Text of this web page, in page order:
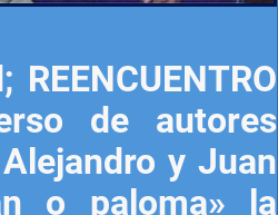
de autores
y Juan
o paloma» la